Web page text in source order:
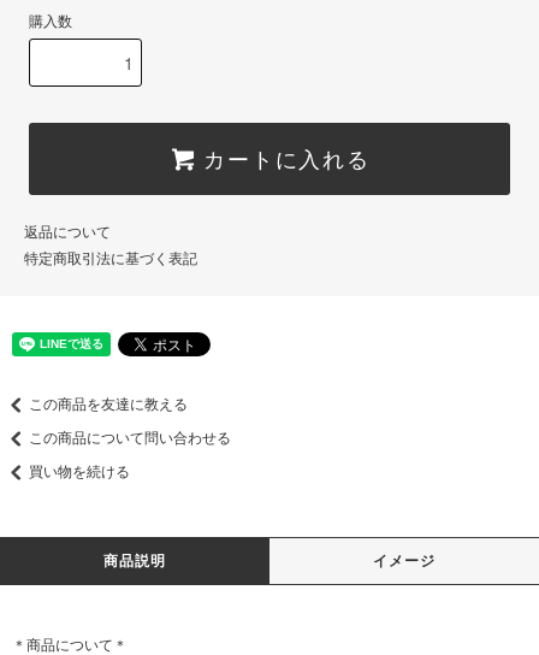
購入数
カートに入れる
返品について
特定商取引法に基づく表記
この商品を友達に教える
この商品について問い合わせる
買い物を続ける
商品説明 イメージ
＊商品について＊